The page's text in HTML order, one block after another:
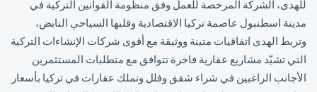
للهدى، الشركة المرخصة للعمل وفق منظومة القوانين التركية في
مدينة اسطنبول عاصمة تركيا الاقتصادية وقلبها السياحي النابض،
وتربط الهدى اتفاقيات متينة ووثيقة مع أقوى شركات الإنشاءات التركية
التي تشيّد مشاريع عقارية فاخرة تتوافق مع متطلبات المستثمرين
الأجانب الراغبين في شراء شقق وفلل وتملك عقارات في تركيا بأسعار